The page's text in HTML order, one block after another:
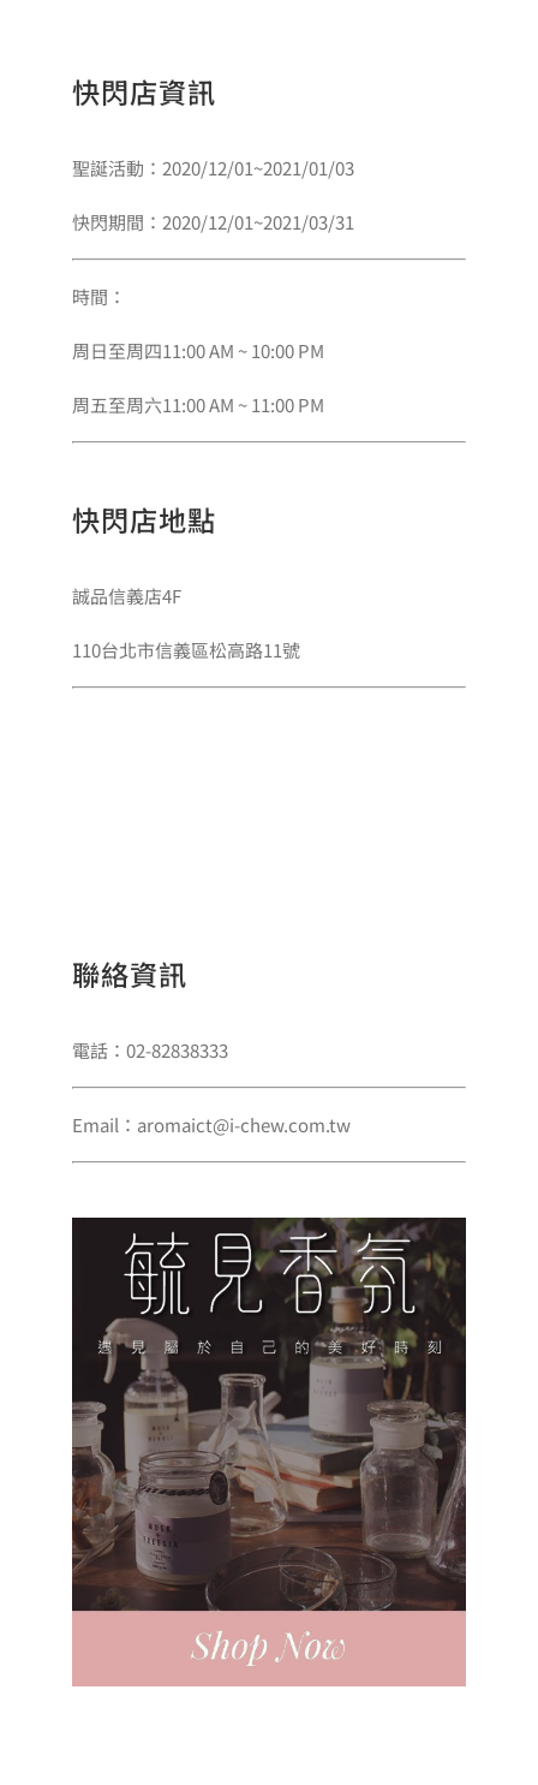
快閃店資訊
聖誕活動：2020/12/01~2021/01/03
快閃期間：2020/12/01~2021/03/31
時間：
周日至周四11:00 AM ~ 10:00 PM
周五至周六11:00 AM ~ 11:00 PM
快閃店地點
誠品信義店4F
110台北市信義區松高路11號
聯絡資訊
電話：02-82838333
Email：aromaict@i-chew.com.tw